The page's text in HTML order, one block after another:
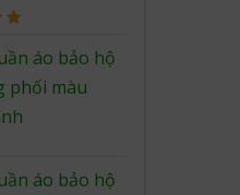
áo bảo hộ
phối màu
áo bảo hộ